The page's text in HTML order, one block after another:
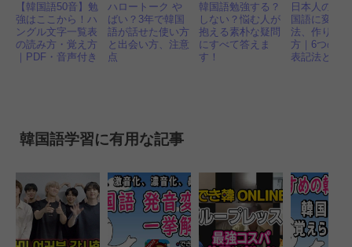
【韓国語50音】勉
強はここから！ハ
ングル文字一覧表
の読み方・覚え方
｜PDF・音声付き
ハロートーク や
ばい？3年で韓国
語が話せた使い方
と出会い方、注意
点
韓国語勉強する？
しない？悩む人が
抱える素朴な疑問
にすべて答えま
す！
日本人の名
国語に変換
法、作り方
方｜6つの日
表記法とル
韓国語学習に有用な記事